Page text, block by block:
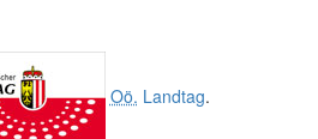
Oö. Landtag.